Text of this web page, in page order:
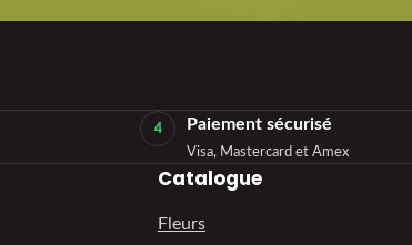
4 Paiement sécurisé
Visa, Mastercard et Amex
Catalogue
Fleurs